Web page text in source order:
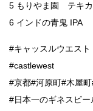
5 もりやま園 テキ
6 インドの青鬼 IPA
#キャッスルウエスト
#castlewest
#京都#河原町#木屋町
#日本一のギネスビー